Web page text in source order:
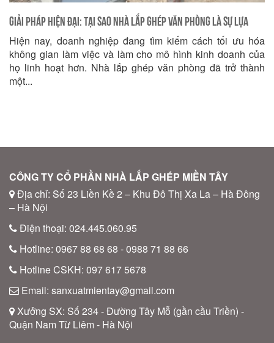
Giải Pháp Hiện Đại: Tại Sao Nhà Lắp Ghép Văn Phòng Là Sự Lựa
Chọn Đúng Đắn Cho Doanh Nghiệp của Bạn
Hiện nay, doanh nghiệp đang tìm kiếm cách tối ưu hóa
không gian làm việc và làm cho mô hình kinh doanh của
họ linh hoạt hơn. Nhà lắp ghép văn phòng đã trở thành
một...
CÔNG TY CỔ PHẦN NHÀ LẮP GHÉP MIỀN TÂY
Địa chỉ: Số 23 Liền Kề 2 – Khu Đô Thị Xa La – Hà Đông
– Hà Nội
Điện thoại: 024.445.060.95
Hotline: 0967 88 68 68 - 0988 71 88 66
Hotline CSKH: 097 617 5678
Email: sanxuatmientay@gmail.com
Xưởng SX: Số 234 - Đường Tây Mỗ (gần cầu Triền) -
Quận Nam Từ Liêm - Hà Nội